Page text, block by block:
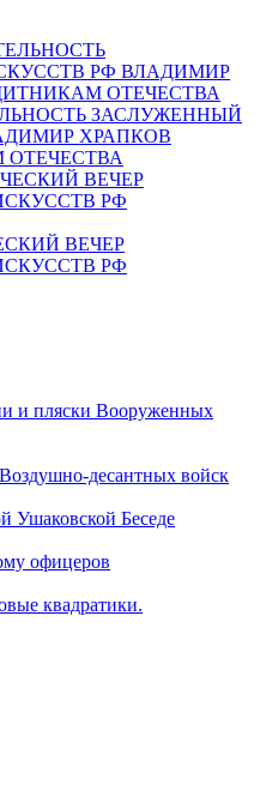
ЗАСЛУЖЕННЫЙ
ХРАПКОВ
ВЕЧЕР
РФ
и пляски Вооруженных
десантных войск
Ушаковской Беседе
офицеров
квадратики.